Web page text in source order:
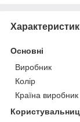
Основні
Виробник
Колір
Країна виробник